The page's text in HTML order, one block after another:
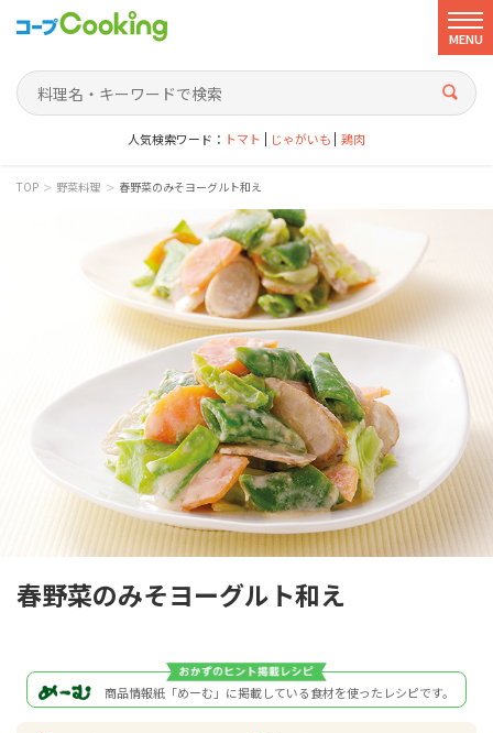
MENU
人気検索ワード： トマト じゃがいも 鶏肉
TOP > 野菜料理 > 春野菜のみそヨーグルト和え
春野菜のみそヨーグルト和え
商品情報紙「めーむ」に掲載している食材を使ったレシピです。